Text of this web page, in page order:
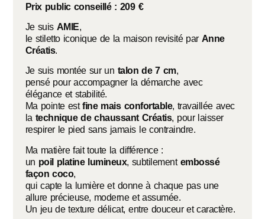
Prix public conseillé : 209 €
Je suis AMIE,
le stiletto iconique de la maison revisité par Anne
Créatis.
Je suis montée sur un talon de 7 cm,
pensé pour accompagner la démarche avec
élégance et stabilité.
Ma pointe estfine mais confortable, travaillée avec
la technique de chaussant Créatis, pour laisser
respirer le pied sans jamais le contraindre.
Ma matière fait toute la différence :
un poil platine lumineux, subtilement embossé
façon coco,
qui capte la lumière et donne à chaque pas une
allure précieuse, moderne et assumée.
Un jeu de texture délicat, entre douceur et caractère.